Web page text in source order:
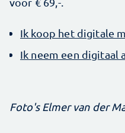
Ik koop het digitale
Ik neem een digitaal
Foto's Elmer van der